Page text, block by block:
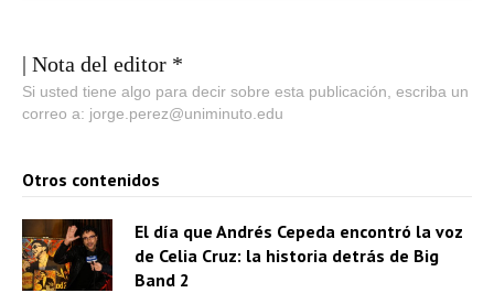
| Nota del editor *
Si usted tiene algo para decir sobre esta publicación, escriba un
correo a: jorge.perez@uniminuto.edu
Otros contenidos
El día que Andrés Cepeda encontró la voz
de Celia Cruz: la historia detrás de Big
Band 2